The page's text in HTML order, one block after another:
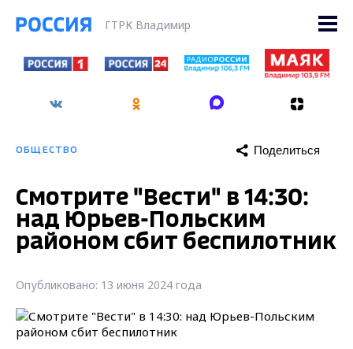
ГТРК Владимир
ОБЩЕСТВО Поделиться
Смотрите "Вести" в 14:30:
над Юрьев-Польским
районом сбит беспилотник
Опубликовано: 13 июня 2024 года